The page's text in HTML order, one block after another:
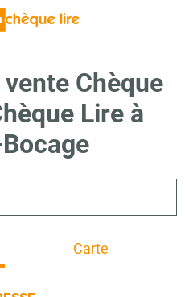
Chèque
Lire à
Carte